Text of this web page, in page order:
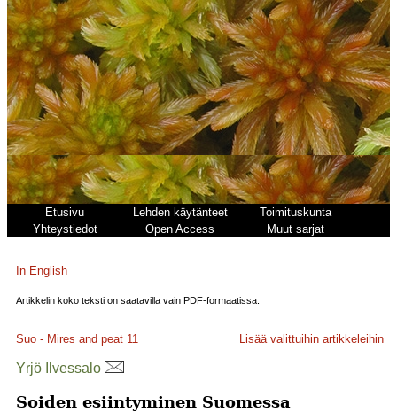
Etusivu Lehden käytänteet
Toimituskunta
Yhteystiedot
Open Access Muut sarjat
In English
Artikkelin koko teksti on saatavilla vain PDF-formaatissa.
Suo - Mires and peat 11 Lisää valittuihin artikkeleihin
Yrjö Ilvessalo
Soiden esiintyminen Suomessa